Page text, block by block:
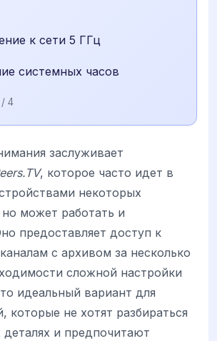
к сети 5 ГГц
системных часов
/ 4
заслуживает
, которое часто идет в
некоторых
может работать и
предоставляет доступ к
с архивом за несколько
сложной настройки
идеальный вариант для
которые не хотят разбираться
деталях и предпочитают